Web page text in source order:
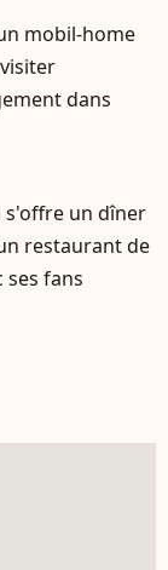
mobil-home
dans
s'offre un dîner
restaurant de
ses fans